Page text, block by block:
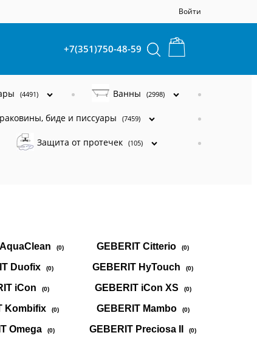
Войти
+7(351)750-48-59
(4491) Ванны (2998)
биде и писсуары (7459)
Защита от протечек (105)
(0) GEBERIT Citterio (0)
Duofix (0) GEBERIT HyTouch (0)
iCon (0) GEBERIT iCon XS (0)
Kombifix (0) GEBERIT Mambo (0)
Omega (0) GEBERIT Preciosa II (0)